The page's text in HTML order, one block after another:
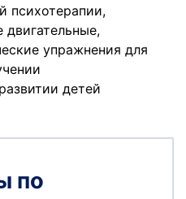
психотерапии,
упражнения для
развитии детей
по